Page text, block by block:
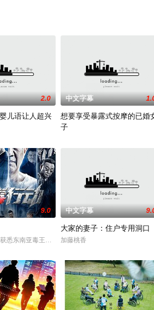
2.0
儿语让人超兴
中文字幕
想要享受暴露式按摩的已婚
子
9.0
悉东南亚毒王廖爷将携600余公斤毒品来云交易，
中文字幕
大家的妻子：住户专用洞口
加藤桃香